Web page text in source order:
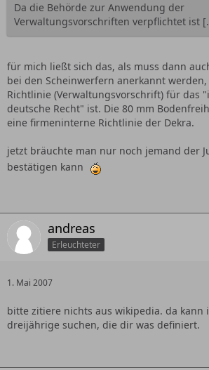
Da die Behörde zur Anwendung der
Verwaltungsvorschriften verpflichtet ist
für mich ließt sich das, als muss dann
bei den Scheinwerfern anerkannt
Richtlinie (Verwaltungsvorschrift) für das
deutsche Recht" ist. Die 80 mm
eine firmeninterne Richtlinie der Dekra.
jetzt bräuchte man nur noch jemand der
bestätigen kann
andreas
Erleuchteter
1. Mai 2007
bitte zitiere nichts aus wikipedia. da kann
dreijährige suchen, die dir was definiert.